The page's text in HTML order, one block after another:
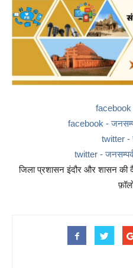
facebook
facebook -
twitter -
twitter -
जिला प्रशासन इंदौर और शासन की